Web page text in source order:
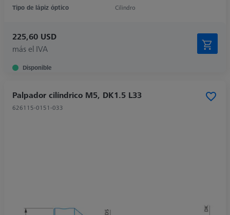
Tipo de lápiz óptico
Cilindro
225,60 USD
más el IVA
Disponible
Palpador cilíndrico M5, DK1.5 L33
626115-0151-033